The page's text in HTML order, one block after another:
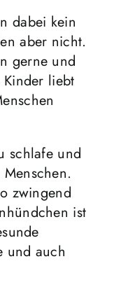
dabei kein
aber nicht.
gerne und
liebt
schlafe und
zwingend
ist
und auch